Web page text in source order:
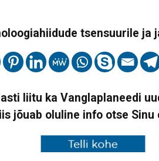
tsensuurile ja
liitu ka Vanglaplaneedi
jõuab oluline info otse Sinu